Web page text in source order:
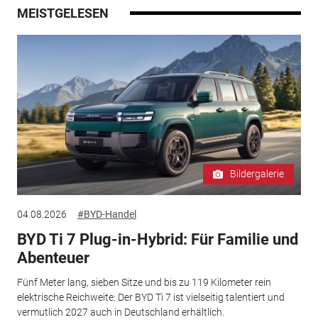
MEISTGELESEN
Bildergalerie
04.08.2026 #BYD-Handel
BYD Ti 7 Plug-in-Hybrid: Für Familie und
Abenteuer
Fünf Meter lang, sieben Sitze und bis zu 119 Kilometer rein
elektrische Reichweite: Der BYD Ti 7 ist vielseitig talentiert und
vermutlich 2027 auch in Deutschland erhältlich.